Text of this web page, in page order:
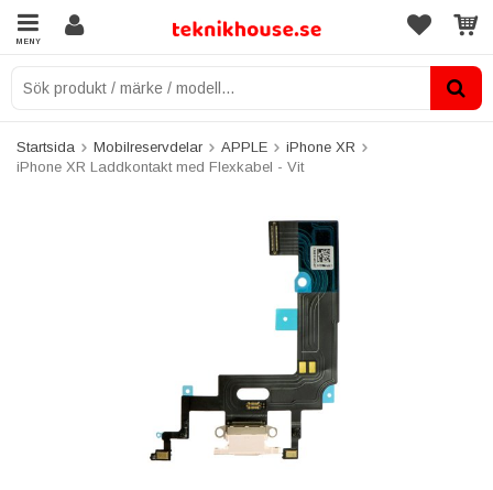
MENY
Startsida Mobilreservdelar APPLE
iPhone XR
iPhone XR Laddkontakt med Flexkabel - Vit